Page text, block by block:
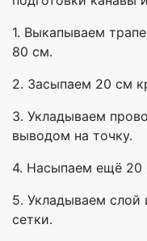
1. Выкапываем
80 см.
2. Засыпаем 20 см
3. Укладываем
выводом на точку.
4. Насыпаем ещё 20
5. Укладываем слой
сетки.